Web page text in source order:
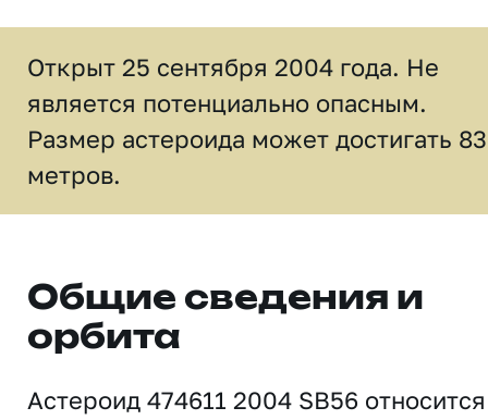
Открыт 25 сентября 2004 года. Не
является потенциально опасным.
Размер астероида может достигать
метров.
Общие сведения и
орбита
Астероид 474611 2004 SB56